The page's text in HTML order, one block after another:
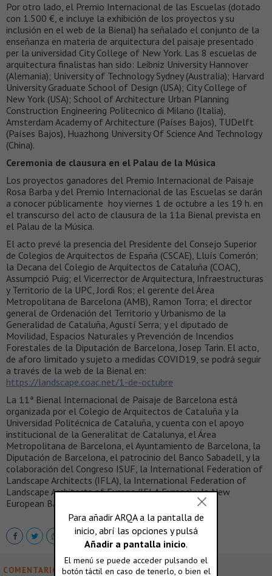
Por otro lado, el Premio Internacional de las Escuelas (dotado
con 1.500 €, e incluye la exhibición de los proyectos y su
inclusión en el web de la Bienal) ha señalado el conjunto de la
enseñanza en materia de arquitectura del paisaje presentado
per la universidad City College of New York. Las 8 escuelas de
arquitectura finalistas han sido: Leibniz University Hannover
(Alemania); University of Technology Sydney (Australia); Harvard
University Graduate School of Design (USA); City College of
New York (USA); School of Architecture Urban Planning
Construction Engineering Politecnico di Milano (Italia),
Amsterdam Academy of Architecture (Países Bajos), TUDelft
(Países Bajos), Huazhong University Of Science And Technology
(China).
Ceremonia de clausura en el Palau de la Música
Los proyectos ganadores del Premio Internacional de Paisaje
Rosa Barba y del Premio Internacional de las Escuelas se darán
a conocer públicamente hoy viernes 1 de octubre a les 19 h. en
el transcurso del acto de clausura de la 11a Bienal prevista en
el Palau de la Música.
El acto prevé la presencia del Presidente del Consejo Superior
de Colegios de Arquitectos de España (CSCAE), Lluís Comerón;
la Decana del Colegio de Arquitectos de Cataluña (COAC),
Assumpció Puig; el Vicerrector de Arquitectura, Infraestructuras
y Territorio de la UPC, Jordi Ros; el gerente del Área
Metropolitana de Barcelona (AMB), Ramon Torra; el director
general de Ordenación del Territorio y Urbanismo de la
Generalidad de Cataluña, Agustí Serra; y el diputado de
Movilidad, Espacios Naturales y Prevención de Incendios
Forestales de la Diputación de Barcelona, Josep Tarin. El acto,
de aforo limitado y sujeto a medidas COVID19, se podrá seguir
a través de la web de la Bienal en:
https://landscape.coac.net/1-de-octubre
La 11ª Bienal Internacional de Paisaje de Barcelona está
organizada por el Colegio de Arquitectos de Cataluña y la
Universidad Politécnica de Cataluña, y cuenta con el apoyo
institucional de la Generalitat de Catalunya, el Área
Metropolitana de Barcelona, el Ayuntamiento de Barcelona, la
Diputación de Barcelona, el patrocinio del Banco Sabadell, y la
colaboración del Congreso ISUF, la International Federation of
Landscape Architects (IFLA), la International Federation of
Landscape Architects of Europe (IFLA Europe) y la New
European Bauhaus.
COMENTARIOS